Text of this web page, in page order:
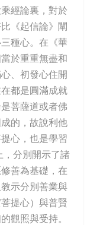
經論裏，對於
《起信論》闡
種心。在《華
於重重無盡和
、初發心住開
都是圓滿成就
菩薩道或者佛
的，故說利他
心，也是學習
，分別開示了諸
善為基礎，在
示分別善業與
提心）與普賢
觀照與受持。